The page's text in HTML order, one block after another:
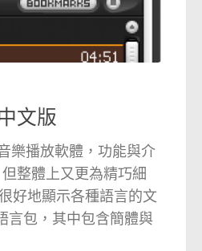
文版
樂播放軟體，功能與介
整體上又更為精巧細
好地顯示各種語言的文
言包，其中包含簡體與